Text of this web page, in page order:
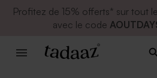
Profitez de 15% offerts* sur tout
avec le code